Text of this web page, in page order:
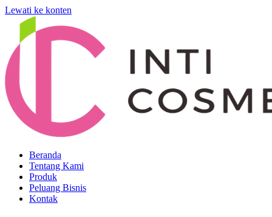
Lewati ke konten
Beranda
Tentang Kami
Produk
Peluang Bisnis
Kontak